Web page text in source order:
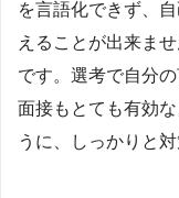
を言語化できず、
えることが出来ま
です。選考で自分
面接もとても有効
うに、しっかりと